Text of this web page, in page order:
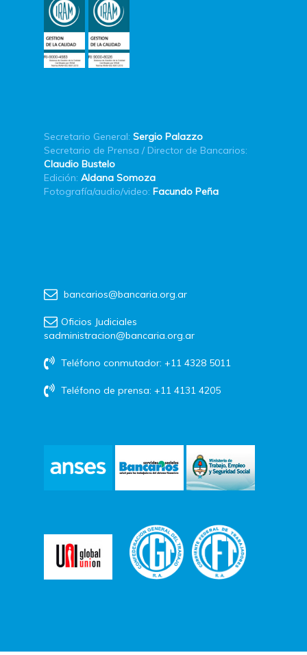
Secretario General: Sergio Palazzo
Secretario de Prensa / Director de Bancarios:
Claudio Bustelo
Edición: Aldana Somoza
Fotografía/audio/video: Facundo Peña
bancarios@bancaria.org.ar
Oficios Judiciales
sadministracion@bancaria.org.ar
Teléfono conmutador: +11 4328 5011
Teléfono de prensa: +11 4131 4205